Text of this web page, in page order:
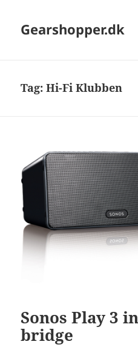
Gearshopper.dk
Tag:Hi-Fi Klubben
Sonos Play 3
bridge